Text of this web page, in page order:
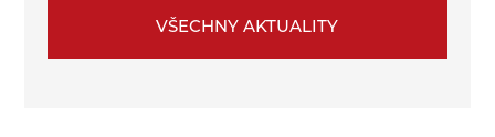
VŠECHNY AKTUALITY